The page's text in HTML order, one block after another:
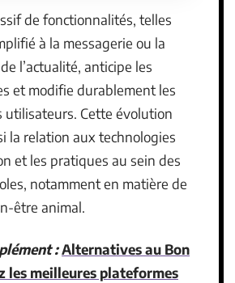
de fonctionnalités, telles
à la messagerie ou la
l’actualité, anticipe les
et modifie durablement les
utilisateurs. Cette évolution
la relation aux technologies
et les pratiques au sein des
notamment en matière de
être animal.
:Alternatives au Bon
les meilleures plateformes